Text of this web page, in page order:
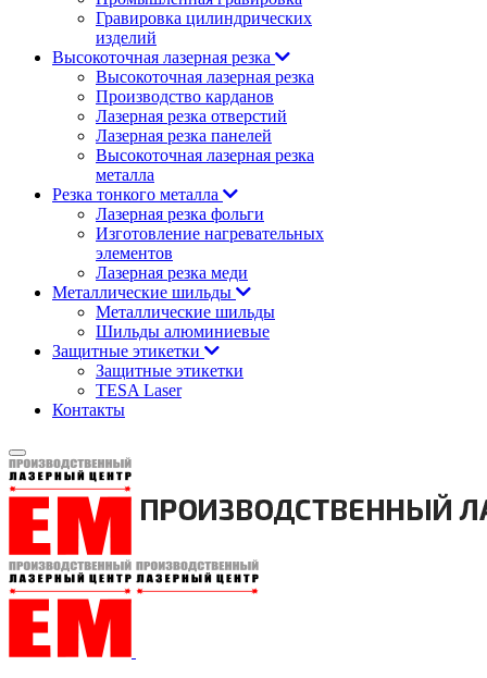
Гравировка цилиндрических
изделий
Высокоточная лазерная резка
Высокоточная лазерная резка
Производство карданов
Лазерная резка отверстий
Лазерная резка панелей
Высокоточная лазерная резка
металла
Резка тонкого металла
Лазерная резка фольги
Изготовление нагревательных
элементов
Лазерная резка меди
Металлические шильды
Металлические шильды
Шильды алюминиевые
Защитные этикетки
Защитные этикетки
TESA Laser
Контакты